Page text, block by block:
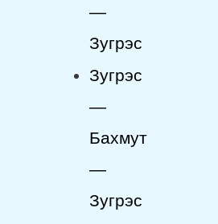
—
Зугрэс
Зугрэс
—
Бахмут
—
Зугрэс